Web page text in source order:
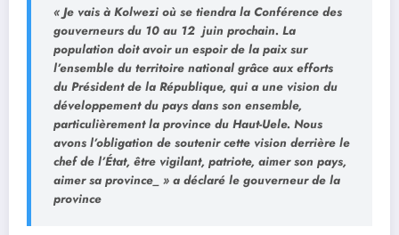
« Je vais à Kolwezi où se tiendra la Conférence des
gouverneurs du 10 au 12 juin prochain. La
population doit avoir un espoir de la paix sur
l’ensemble du territoire national grâce aux efforts
du Président de la République, qui a une vision du
développement du pays dans son ensemble,
particulièrement la province du Haut-Uele. Nous
avons l’obligation de soutenir cette vision derrière le
chef de l’État, être vigilant, patriote, aimer son pays,
aimer sa province_ » a déclaré le gouverneur de la
province